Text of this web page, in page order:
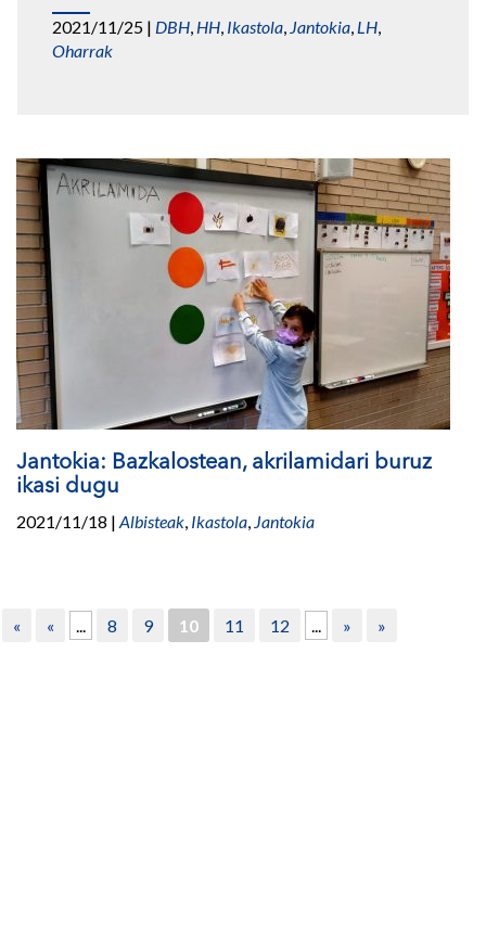
2021/11/25 | DBH, HH, Ikastola, Jantokia, LH,
Oharrak
Jantokia: Bazkalostean, akrilamidari buruz
ikasi dugu
2021/11/18 | Albisteak, Ikastola, Jantokia
« « ... 8 9 10 11 12 ... » »